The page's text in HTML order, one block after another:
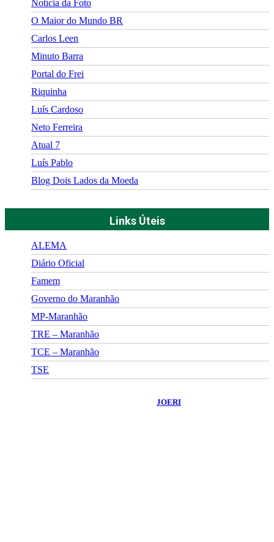
Notícia da Foto
O Maior do Mundo BR
Carlos Leen
Minuto Barra
Portal do Frei
Riquinha
Luís Cardoso
Neto Ferreira
Atual 7
Luís Pablo
Blog Dois Lados da Moeda
Links Úteis
ALEMA
Diário Oficial
Famem
Governo do Maranhão
MP-Maranhão
TRE – Maranhão
TCE – Maranhão
TSE
JOERI